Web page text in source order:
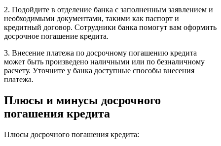
2. Подойдите в отделение банка с заполненным заявлением и
необходимыми документами, такими как паспорт и
кредитный договор. Сотрудники банка помогут вам оформить
досрочное погашение кредита.
3. Внесение платежа по досрочному погашению кредита
может быть произведено наличными или по безналичному
расчету. Уточните у банка доступные способы внесения
платежа.
Плюсы и минусы досрочного
погашения кредита
Плюсы досрочного погашения кредита: